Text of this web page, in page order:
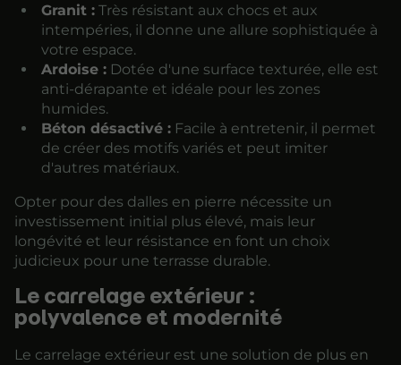
Granit :Très résistant aux chocs et aux
intempéries, il donne une allure sophistiquée à
votre espace.
Ardoise :Dotée d'une surface texturée, elle est
anti-dérapante et idéale pour les zones
humides.
Béton désactivé :Facile à entretenir, il permet
de créer des motifs variés et peut imiter
d'autres matériaux.
Opter pour des dalles en pierre nécessite un
investissement initial plus élevé, mais leur
longévité et leur résistance en font un choix
judicieux pour une terrasse durable.
Le carrelage extérieur :
polyvalence et modernité
Le carrelage extérieur est une solution de plus en